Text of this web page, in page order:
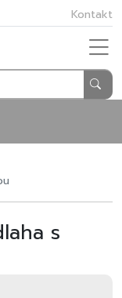
Kontakt
s